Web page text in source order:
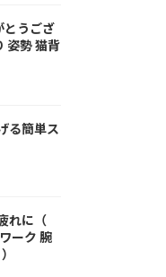
とうござ
姿勢 猫背
る簡単ス
れに（
ーク 腕